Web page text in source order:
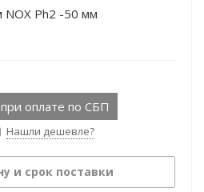
NOX Ph2 -50 мм
оплате по СБП
Нашли дешевле?
и срок поставки